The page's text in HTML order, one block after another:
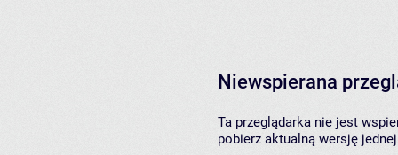
Niewspierana
Ta przeglądarka nie jest
pobierz aktualną wersję